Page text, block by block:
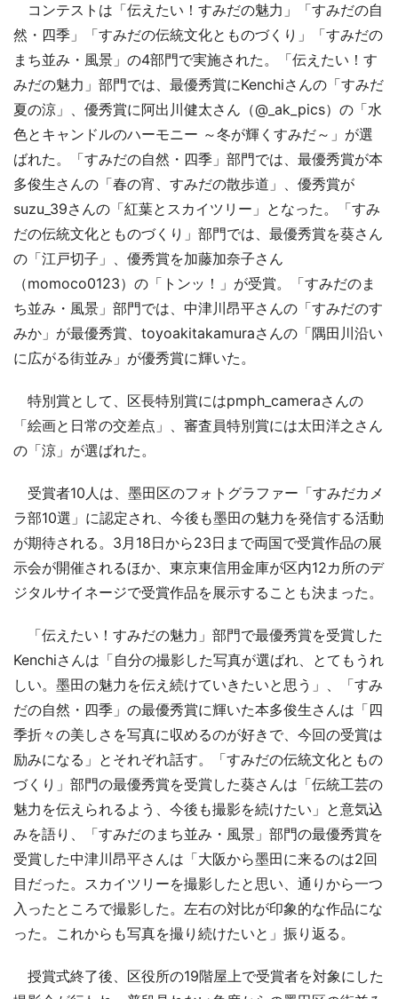
コンテストは「伝えたい！すみだの魅力」「すみだの自
然・四季」「すみだの伝統文化とものづくり」「すみだの
まち並み・風景」の4部門で実施された。「伝えたい！す
みだの魅力」部門では、最優秀賞にKenchiさんの「すみだ
夏の涼」、優秀賞に阿出川健太さん（@_ak_pics）の「水
色とキャンドルのハーモニー ～冬が輝くすみだ～」が選
ばれた。「すみだの自然・四季」部門では、最優秀賞が本
多俊生さんの「春の宵、すみだの散歩道」、優秀賞が
suzu_39さんの「紅葉とスカイツリー」となった。「すみ
だの伝統文化とものづくり」部門では、最優秀賞を葵さん
の「江戸切子」、優秀賞を加藤加奈子さん
（momoco0123）の「トンッ！」が受賞。「すみだのま
ち並み・風景」部門では、中津川昂平さんの「すみだのす
みか」が最優秀賞、toyoakitakamuraさんの「隅田川沿い
に広がる街並み」が優秀賞に輝いた。
特別賞として、区長特別賞にはpmph_cameraさんの
「絵画と日常の交差点」、審査員特別賞には太田洋之さん
の「涼」が選ばれた。
受賞者10人は、墨田区のフォトグラファー「すみだカメ
ラ部10選」に認定され、今後も墨田の魅力を発信する活動
が期待される。3月18日から23日まで両国で受賞作品の展
示会が開催されるほか、東京東信用金庫が区内12カ所のデ
ジタルサイネージで受賞作品を展示することも決まった。
「伝えたい！すみだの魅力」部門で最優秀賞を受賞した
Kenchiさんは「自分の撮影した写真が選ばれ、とてもうれ
しい。墨田の魅力を伝え続けていきたいと思う」、「すみ
だの自然・四季」の最優秀賞に輝いた本多俊生さんは「四
季折々の美しさを写真に収めるのが好きで、今回の受賞は
励みになる」とそれぞれ話す。「すみだの伝統文化ともの
づくり」部門の最優秀賞を受賞した葵さんは「伝統工芸の
魅力を伝えられるよう、今後も撮影を続けたい」と意気込
みを語り、「すみだのまち並み・風景」部門の最優秀賞を
受賞した中津川昂平さんは「大阪から墨田に来るのは2回
目だった。スカイツリーを撮影したと思い、通りから一つ
入ったところで撮影した。左右の対比が印象的な作品にな
った。これからも写真を撮り続けたいと」振り返る。
授賞式終了後、区役所の19階屋上で受賞者を対象にした